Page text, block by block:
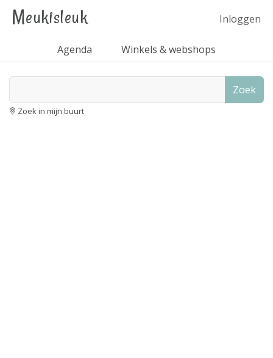
Meukisleuk Inloggen
Agenda Winkels & webshops
Zoek
Zoek in mijn buurt